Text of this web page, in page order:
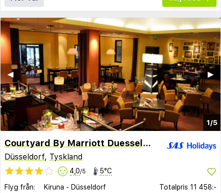
1/5
▶︎
◀︎
Courtyard By Marriott Duesseldorf Seestern
Düsseldorf, Tyskland
4,0/5 5°C
Flyg från: Kiruna - Düsseldorf
Totalpris 11 458:-